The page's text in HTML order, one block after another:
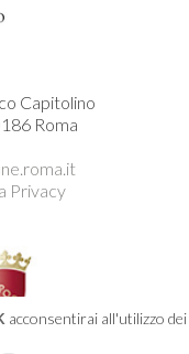
Capitolino
Roma
Privacy
acconsentirai all'utilizzo dei